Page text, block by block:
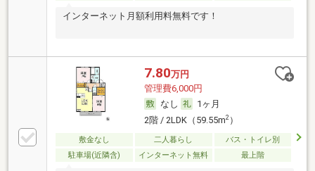
インターネット月額利用料無料です！
7.80万円
管理費6,000円
なし
1ヶ月
2階 / 2LDK（59.55m2）
敷金なし 二人暮らし
バス・トイレ別
駐車場(近隣含)
インターネット無料 最上階